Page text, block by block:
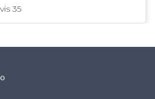
Levis 35